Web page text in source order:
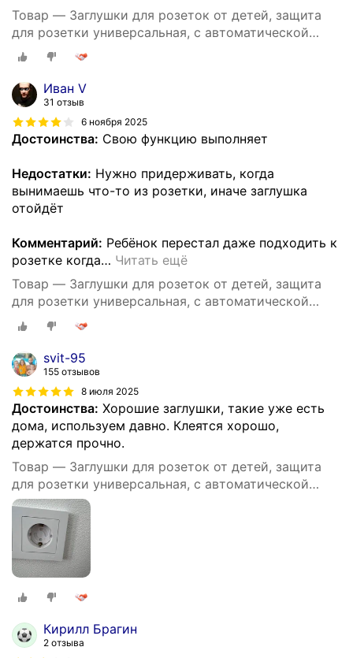
Товар — Заглушки для розеток от детей, защита
для розетки универсальная, с автоматической
блокировкой, 10 штук
Иван V
31 отзыв
6 ноября 2025
Достоинства: Свою функцию выполняет
Недостатки: Нужно придерживать, когда
вынимаешь что-то из розетки, иначе заглушка
отойдёт
Комментарий: Ребёнок перестал даже подходить к
розетке когда… Читать ещё
Товар — Заглушки для розеток от детей, защита
для розетки универсальная, с автоматической
блокировкой, 10 штук
svit-95
155 отзывов
8 июля 2025
Достоинства: Хорошие заглушки, такие уже есть
дома, используем давно. Клеятся хорошо,
держатся прочно.
Товар — Заглушки для розеток от детей, защита
для розетки универсальная, с автоматической
блокировкой, 10 штук
Кирилл Брагин
2 отзыва